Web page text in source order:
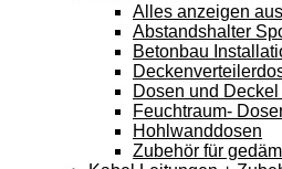
Alles anzeigen
Abstandshalter
Betonbau
Dosen und
Feuchtraum-
Hohlwanddosen
Zubehör für